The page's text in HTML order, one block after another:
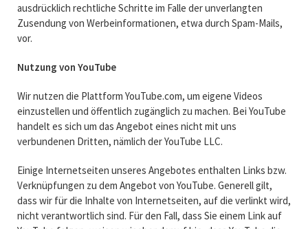
ausdrücklich rechtliche Schritte im Falle der unverlangten
Zusendung von Werbeinformationen, etwa durch Spam-Mails,
vor.
Nutzung von YouTube
Wir nutzen die Plattform YouTube.com, um eigene Videos
einzustellen und öffentlich zugänglich zu machen. Bei YouTube
handelt es sich um das Angebot eines nicht mit uns
verbundenen Dritten, nämlich der YouTube LLC.
Einige Internetseiten unseres Angebotes enthalten Links bzw.
Verknüpfungen zu dem Angebot von YouTube. Generell gilt,
dass wir für die Inhalte von Internetseiten, auf die verlinkt wird,
nicht verantwortlich sind. Für den Fall, dass Sie einem Link auf